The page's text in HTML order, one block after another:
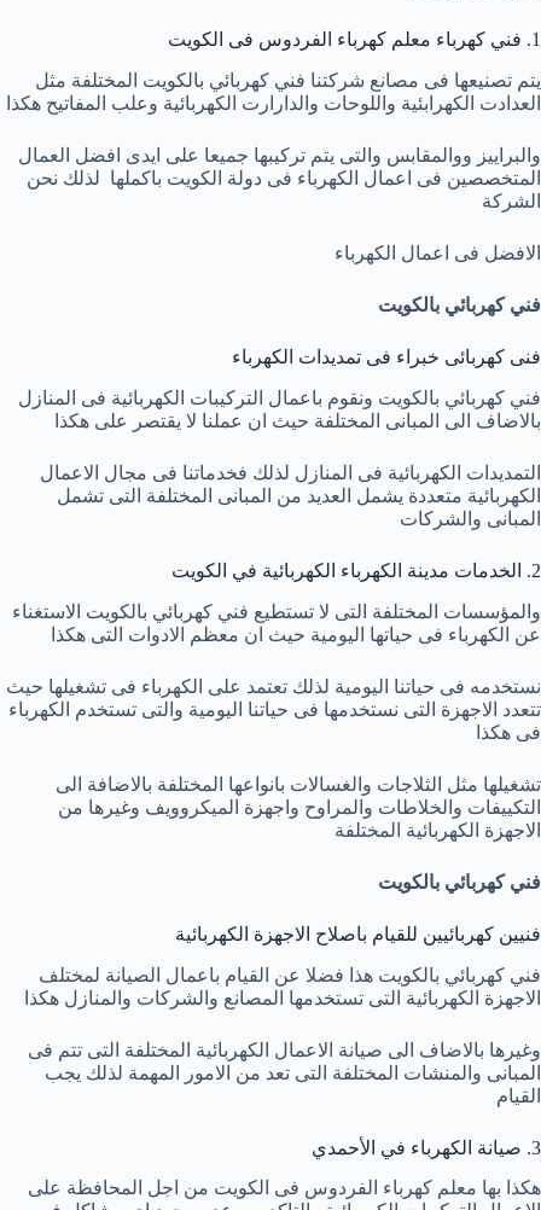
1. فني كهرباء معلم كهرباء الفردوس فى الكويت
يتم تصنيعها فى مصانع شركتنا فني كهربائي بالكويت المختلفة مثل
العدادت الكهرابئية واللوحات والدارارت الكهربائية وعلب المفاتيح هكذا
والبراييز ووالمقابس والتى يتم تركيبها جميعا على ايدى افضل العمال
المتخصصين فى اعمال الكهرباء فى دولة الكويت باكملها لذلك نحن
الشركة
الافضل فى اعمال الكهرباء
فني كهربائي بالكويت
فنى كهربائى خبراء فى تمديدات الكهرباء
فني كهربائي بالكويت ونقوم باعمال التركيبات الكهربائية فى المنازل
بالاضاف الى المبانى المختلفة حيث ان عملنا لا يقتصر على هكذا
التمديدات الكهربائية فى المنازل لذلك فخدماتنا فى مجال الاعمال
الكهربائية متعددة يشمل العديد من المبانى المختلفة التى تشمل
المبانى والشركات
2. الخدمات مدينة الكهرباء الكهربائية في الكويت
والمؤسسات المختلفة التى لا تستطيع فني كهربائي بالكويت الاستغناء
عن الكهرباء فى حياتها اليومية حيث ان معظم الادوات التى هكذا
نستخدمه فى حياتنا اليومية لذلك تعتمد على الكهرباء فى تشغيلها حيث
تتعدد الاجهزة التى نستخدمها فى حياتنا اليومية والتى تستخدم الكهرباء
فى هكذا
تشغيلها مثل الثلاجات والغسالات بانواعها المختلفة بالاضافة الى
التكييفات والخلاطات والمراوح واجهزة الميكروويف وغيرها من
الاجهزة الكهربائية المختلفة
فني كهربائي بالكويت
فنيين كهربائيين للقيام باصلاح الاجهزة الكهربائية
فني كهربائي بالكويت هذا فضلا عن القيام باعمال الصيانة لمختلف
الاجهزة الكهربائية التى تستخدمها المصانع والشركات والمنازل هكذا
وغيرها بالاضاف الى صيانة الاعمال الكهربائية المختلفة التى تتم فى
المبانى والمنشات المختلفة التى تعد من الامور المهمة لذلك يجب
القيام
3. صيانة الكهرباء في الأحمدي
هكذا بها معلم كهرباء الفردوس فى الكويت من اجل المحافظة على